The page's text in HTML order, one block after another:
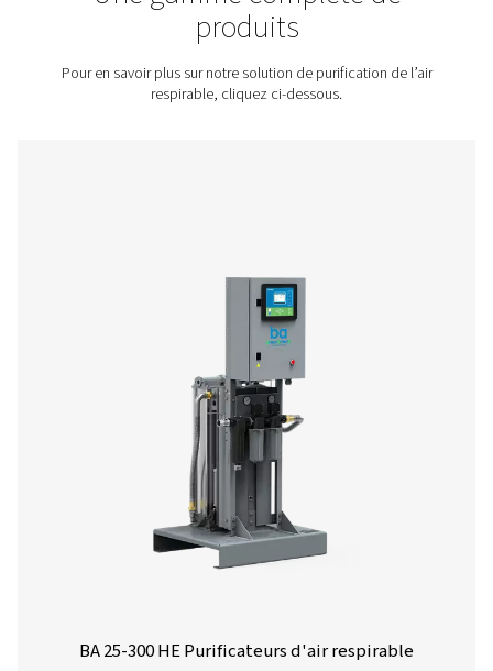
Contactez-nous pour obtenir un devis !
Une gamme complète
produits
Pour en savoir plus sur notre solution de purification
respirable, cliquez ci-dessous.